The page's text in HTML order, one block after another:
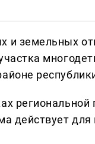
и земельных
действует